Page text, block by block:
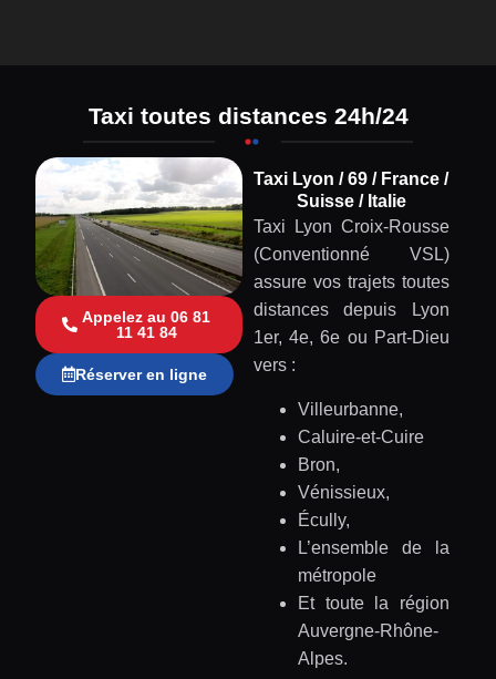
Taxi toutes distances 24h/24
Appelez au 06 81
11 41 84
Réserver en ligne
Taxi Lyon / 69 / France /
Suisse / Italie
Taxi Lyon Croix-Rousse
(Conventionné VSL)
assure vos trajets toutes
distances depuis Lyon
1er, 4e, 6e ou Part-Dieu
vers :
Villeurbanne,
Caluire-et-Cuire
Bron,
Vénissieux,
Écully,
L’ensemble de la
métropole
Et toute la région
Auvergne-Rhône-
Alpes.